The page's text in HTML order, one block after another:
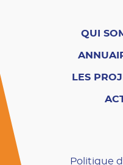
QUI
LES
Politique